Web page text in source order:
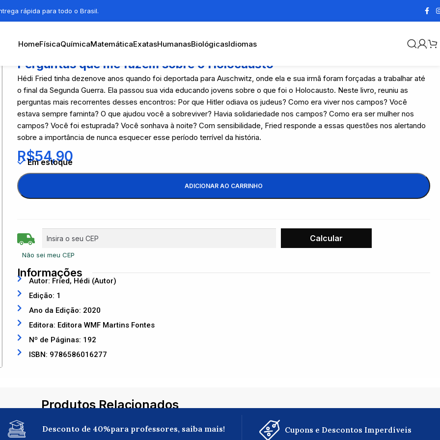
rápida para todo o Brasil.
HomeFísicaQuímicaMatemáticaExatasHumanasBiológicasIdiomas
Perguntas que me fazem sobre o Holocausto
Hédi Fried tinha dezenove anos quando foi deportada para Auschwitz, onde ela e sua irmã foram forçadas a trabalhar até
o final da Segunda Guerra. Ela passou sua vida educando jovens sobre o que foi o Holocausto. Neste livro, reuniu as
perguntas mais recorrentes desses encontros: Por que Hitler odiava os judeus? Como era viver nos campos? Você
estava sempre faminta? O que ajudou você a sobreviver? Havia solidariedade nos campos? Como era ser mulher nos
campos? Você foi estuprada? Você sonhava à noite? Com sensibilidade, Fried responde a essas questões nos alertando
sobre a importância de nunca esquecer esse período terrível da história.
R$54,90
Em estoque
ADICIONAR AO CARRINHO
Não sei meu CEP
Informações
Autor: Fried, Hédi (Autor)
Edição: 1
Ano da Edição: 2020
Editora: Editora WMF Martins Fontes
Nº de Páginas: 192
ISBN: 9786586016277
Produtos Relacionados
Desconto de 40%para professores, saiba mais! Cupons e Descontos Imperdíveis